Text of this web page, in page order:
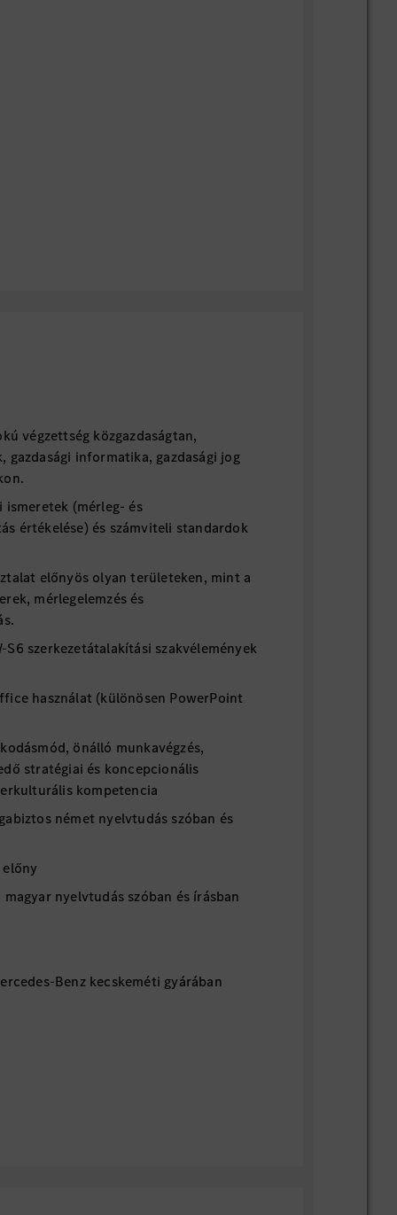
végzettség közgazdaságtan,
gazdasági informatika, gazdasági jog
ismeretek (mérleg- és
értékelése) és számviteli standardok
előnyös olyan területeken, mint a
mérlegelemzés és
S6 szerkezetátalakítási szakvélemények
használat (különösen PowerPoint
önálló munkavégzés,
stratégiai és koncepcionális
kompetencia
német nyelvtudás szóban és
nyelvtudás szóban és írásban
Benz kecskeméti gyárában